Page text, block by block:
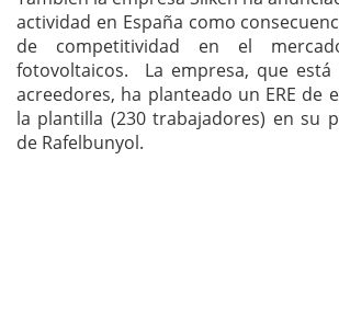
actividad en España como
de competitividad en el
fotovoltaicos. La empresa, que
acreedores, ha planteado un ERE de
la plantilla (230 trabajadores) en su
de Rafelbunyol.